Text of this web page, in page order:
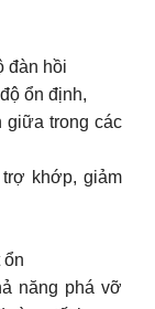
đàn hồi
ổn định,
giữa trong các
khớp, giảm
ổn
năng phá vỡ